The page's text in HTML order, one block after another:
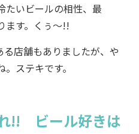
いビールの相性、最
す。くぅ～!!
店舗もありましたが、や
ステキです。
!! ビール好きは